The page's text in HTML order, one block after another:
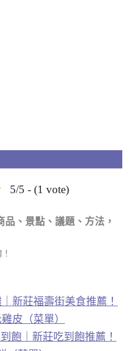
5/5 - (1 vote)
品、景點、議題、方法，
新莊福壽街美食推薦！
皮（菜單）
飽｜新莊吃到飽推薦！